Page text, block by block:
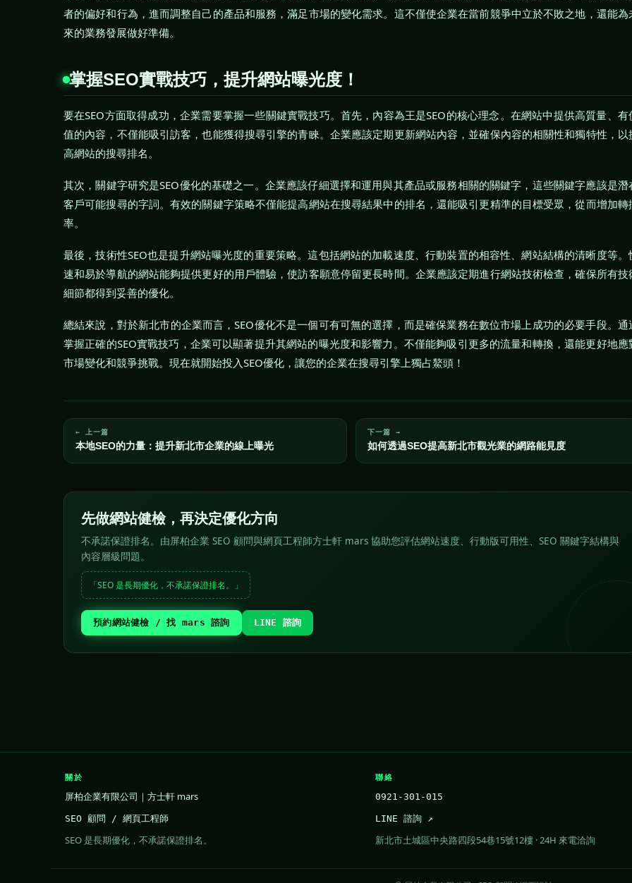
者的偏好和行為，進而調整自己的產品和服務，滿足市場的變化需求。這不僅使企業在當前競爭中立於不敗之地，還能為
來的業務發展做好準備。
掌握SEO實戰技巧，提升網站曝光度！
要在SEO方面取得成功，企業需要掌握一些關鍵實戰技巧。首先，內容為王是SEO的核心理念。在網站中提供高質量、有
值的內容，不僅能吸引訪客，也能獲得搜尋引擎的青睞。企業應該定期更新網站內容，並確保內容的相關性和獨特性，以
高網站的搜尋排名。
其次，關鍵字研究是SEO優化的基礎之一。企業應該仔細選擇和運用與其產品或服務相關的關鍵字，這些關鍵字應該是潛
客戶可能搜尋的字詞。有效的關鍵字策略不僅能提高網站在搜尋結果中的排名，還能吸引更精準的目標受眾，從而增加轉
率。
最後，技術性SEO也是提升網站曝光度的重要策略。這包括網站的加載速度、行動裝置的相容性、網站結構的清晰度等。
速和易於導航的網站能夠提供更好的用戶體驗，使訪客願意停留更長時間。企業應該定期進行網站技術檢查，確保所有技
細節都得到妥善的優化。
總結來說，對於新北市的企業而言，SEO優化不是一個可有可無的選擇，而是確保業務在數位市場上成功的必要手段。通
掌握正確的SEO實戰技巧，企業可以顯著提升其網站的曝光度和影響力。不僅能夠吸引更多的流量和轉換，還能更好地應
市場變化和競爭挑戰。現在就開始投入SEO優化，讓您的企業在搜尋引擎上獨占鰲頭！
← 上一篇
本地SEO的力量：提升新北市企業的線上曝光
下一篇 →
如何透過SEO提高新北市觀光業的網路能見度
先做網站健檢，再決定優化方向
不承諾保證排名。由屏柏企業 SEO 顧問與網頁工程師方士軒 mars 協助您評估網站速度、行動版可用性、SEO 關鍵字結構與
內容層級問題。
「SEO 是長期優化，不承諾保證排名。」
預約網站健檢 / 找 mars 諮詢 LINE 諮詢
關於
屏柏企業有限公司｜方士軒 mars
SEO 顧問 / 網頁工程師
SEO 是長期優化，不承諾保證排名。
聯絡
0921-301-015
LINE 諮詢 ↗
新北市土城區中央路四段54巷15號12樓 · 24H 來電洽詢